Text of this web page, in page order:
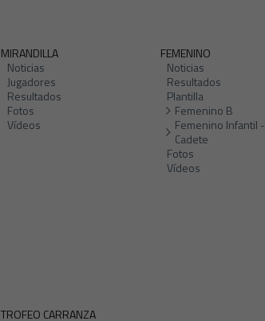
MIRANDILLA
Noticias
Jugadores
Resultados
Fotos
Vídeos
FEMENINO
Noticias
Resultados
Plantilla
Femenino B
Femenino Infantil -
Cadete
Fotos
Vídeos
TROFEO CARRANZA